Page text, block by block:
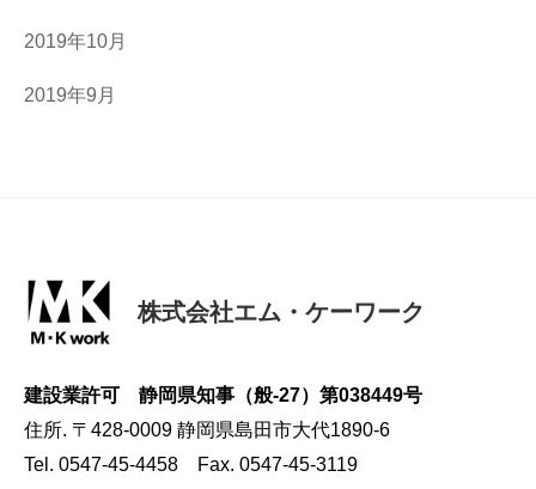
2019年10月
2019年9月
株式会社エム・ケーワーク
建設業許可 静岡県知事（般-27）第038449号
住所. 〒428-0009 静岡県島田市大代1890-6
Tel. 0547-45-4458 Fax. 0547-45-3119